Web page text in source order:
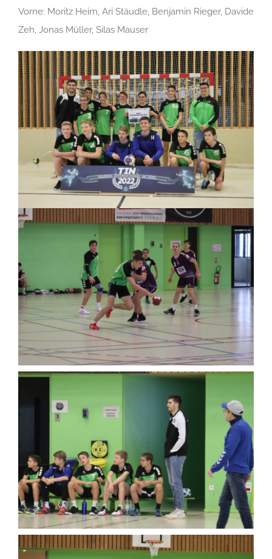
Vorne: Moritz Heim, Ari Stäudle, Benjamin Rieger, Davide
Zeh, Jonas Müller, Silas Mauser